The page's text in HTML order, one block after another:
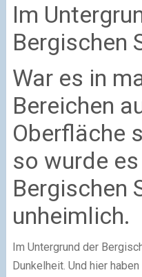
Im
Bergischen
War es in
Bereichen
Oberfläche
so wurde
Bergischen
unheimlich.
Im Untergrund der
Dunkelheit. Und hier